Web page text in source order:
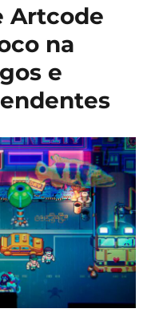
Artcode
na
e